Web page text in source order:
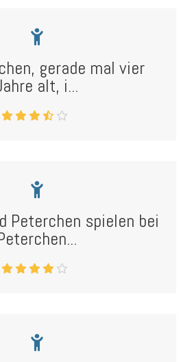
gerade mal vier
alt, i...
Peterchen spielen bei